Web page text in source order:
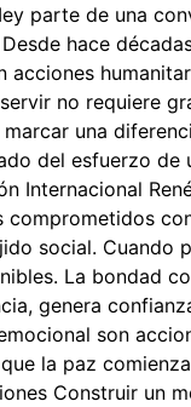
parte de una
hace
no requiere
una
del esfuerzo
Internacional
social. Cuando
La bondad
genera
son
la paz
Construir un